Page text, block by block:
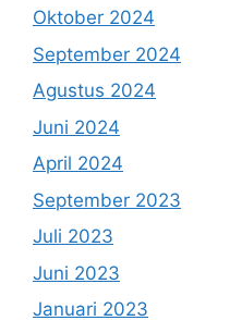
Oktober 2024
September 2024
Agustus 2024
Juni 2024
April 2024
September 2023
Juli 2023
Juni 2023
Januari 2023